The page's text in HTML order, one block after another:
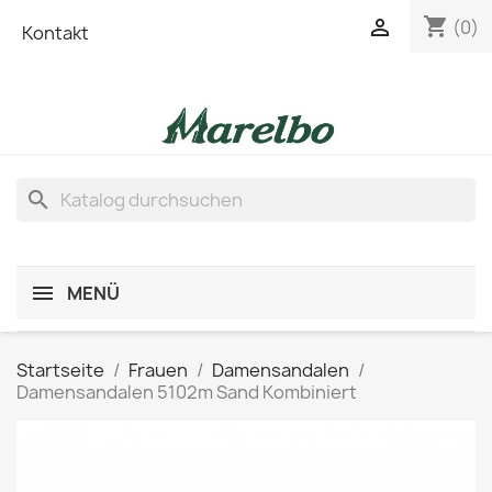
Kontakt shopping_cart (0)

search
MENÜ
Startseite Frauen
Damensandalen
Damensandalen 5102m Sand Kombiniert